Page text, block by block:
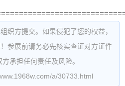
织方提交。如果侵犯了您的权益，
参展前请务必先核实查证对方证件
承担任何责任及风险。
a/30733.html